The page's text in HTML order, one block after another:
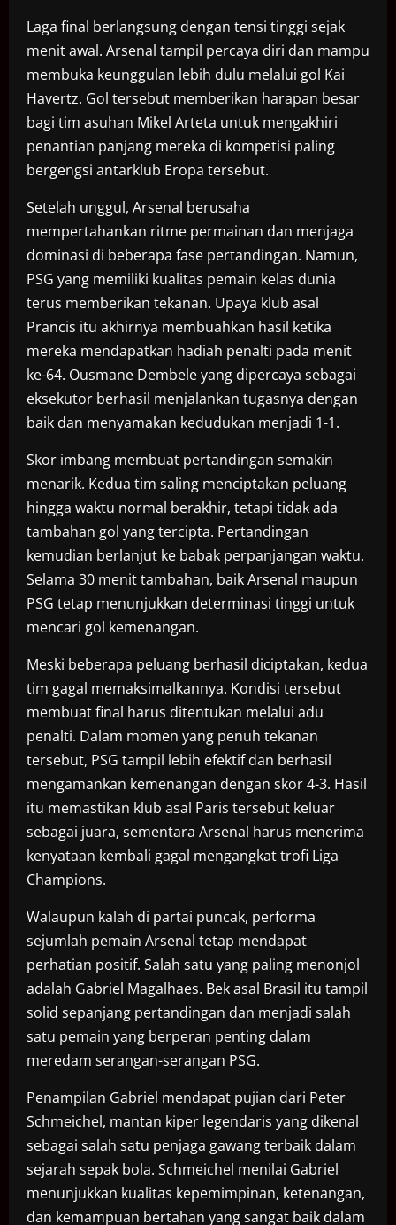
Laga final berlangsung dengan tensi tinggi sejak
menit awal. Arsenal tampil percaya diri dan mampu
membuka keunggulan lebih dulu melalui gol Kai
Havertz. Gol tersebut memberikan harapan besar
bagi tim asuhan Mikel Arteta untuk mengakhiri
penantian panjang mereka di kompetisi paling
bergengsi antarklub Eropa tersebut.
Setelah unggul, Arsenal berusaha
mempertahankan ritme permainan dan menjaga
dominasi di beberapa fase pertandingan. Namun,
PSG yang memiliki kualitas pemain kelas dunia
terus memberikan tekanan. Upaya klub asal
Prancis itu akhirnya membuahkan hasil ketika
mereka mendapatkan hadiah penalti pada menit
ke-64. Ousmane Dembele yang dipercaya sebagai
eksekutor berhasil menjalankan tugasnya dengan
baik dan menyamakan kedudukan menjadi 1-1.
Skor imbang membuat pertandingan semakin
menarik. Kedua tim saling menciptakan peluang
hingga waktu normal berakhir, tetapi tidak ada
tambahan gol yang tercipta. Pertandingan
kemudian berlanjut ke babak perpanjangan waktu.
Selama 30 menit tambahan, baik Arsenal maupun
PSG tetap menunjukkan determinasi tinggi untuk
mencari gol kemenangan.
Meski beberapa peluang berhasil diciptakan, kedua
tim gagal memaksimalkannya. Kondisi tersebut
membuat final harus ditentukan melalui adu
penalti. Dalam momen yang penuh tekanan
tersebut, PSG tampil lebih efektif dan berhasil
mengamankan kemenangan dengan skor 4-3. Hasil
itu memastikan klub asal Paris tersebut keluar
sebagai juara, sementara Arsenal harus menerima
kenyataan kembali gagal mengangkat trofi Liga
Champions.
Walaupun kalah di partai puncak, performa
sejumlah pemain Arsenal tetap mendapat
perhatian positif. Salah satu yang paling menonjol
adalah Gabriel Magalhaes. Bek asal Brasil itu tampil
solid sepanjang pertandingan dan menjadi salah
satu pemain yang berperan penting dalam
meredam serangan-serangan PSG.
Penampilan Gabriel mendapat pujian dari Peter
Schmeichel, mantan kiper legendaris yang dikenal
sebagai salah satu penjaga gawang terbaik dalam
sejarah sepak bola. Schmeichel menilai Gabriel
menunjukkan kualitas kepemimpinan, ketenangan,
dan kemampuan bertahan yang sangat baik dalam